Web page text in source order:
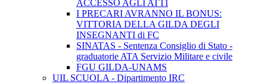
ACCESSO AGLI ATTI
I PRECARI AVRANNO IL BONUS:
VITTORIA DELLA GILDA DEGLI
INSEGNANTI di FC
SINATAS - Sentenza Consiglio di Stato -
graduatorie ATA Servizio Militare e civile
FGU GILDA-UNAMS
UIL SCUOLA - Dipartimento IRC